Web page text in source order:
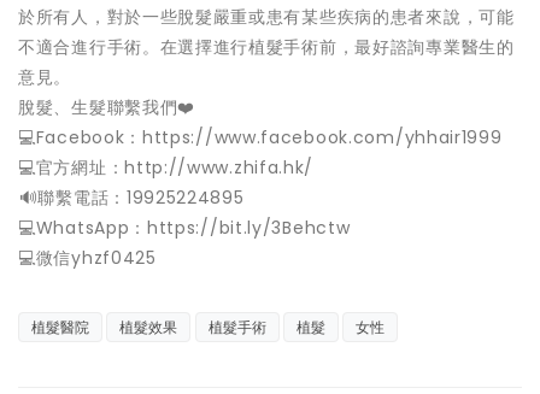
於所有人，對於一些脫髮嚴重或患有某些疾病的患者來說，可能
不適合進行手術。在選擇進行植髮手術前，最好諮詢專業醫生的
意見。
脫髮、生髮聯繫我們❤️
💻Facebook：https://www.facebook.com/yhhair1999
💻官方網址：http://www.zhifa.hk/
️🔊聯繫電話：19925224895
💻WhatsApp：https://bit.ly/3Behctw
💻微信yhzf0425
植髮醫院 植髮效果 植髮手術 植髮 女性